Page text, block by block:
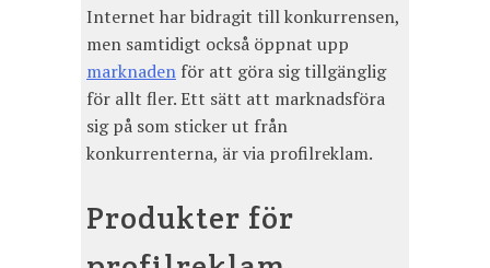
Internet har bidragit till konkurrensen,
men samtidigt också öppnat upp
marknaden för att göra sig tillgänglig
för allt fler. Ett sätt att marknadsföra
sig på som sticker ut från
konkurrenterna, är via profilreklam.
Produkter för